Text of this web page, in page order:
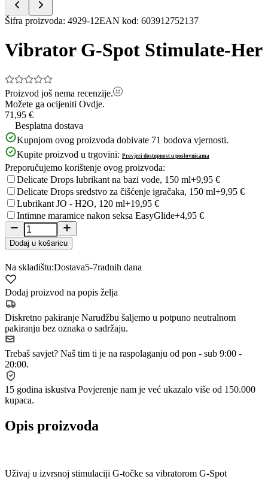
Item
of
4
Šifra proizvoda: 4929-12EAN kod: 603912752137
Vibrator G-Spot Stimulate-Her
Proizvod još nema recenzije.
Možete ga ocijeniti Ovdje.
71,95 €
Besplatna dostava
Kupnjom ovog proizvoda dobivate 71 bodova vjernosti.
Kupite proizvod u trgovini: Provjeri dostupnost u poslovnicama
Preporučujemo korištenje ovog proizvoda:
Delicate Drops lubrikant na bazi vode, 150 ml+9,95 €
Delicate Drops sredstvo za čišćenje igračaka, 150 ml+9,95 €
Lubrikant JO - H2O, 120 ml+19,95 €
Intimne maramice nakon seksa EasyGlide+4,95 €
Dodaj u košaricu
Na skladištu:Dostava5-7radnih dana
Dodaj proizvod na popis želja
Diskretno pakiranje Narudžbu šaljemo u potpuno neutralnom
pakiranju bez oznaka o sadržaju.
Trebaš savjet? Naš tim ti je na raspolaganju od pon - sub 9:00 -
20:00.
15 godina iskustva Povjerenje nam je već ukazalo više od 150.000
kupaca.
Opis proizvoda
Uživaj u izvrsnoj stimulaciji G-točke sa vibratorom G-Spot